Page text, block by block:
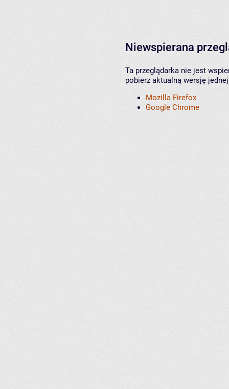
Niewspierana
Ta przeglądarka nie jest
pobierz aktualną wersję
Mozilla Firefox
Google Chrome